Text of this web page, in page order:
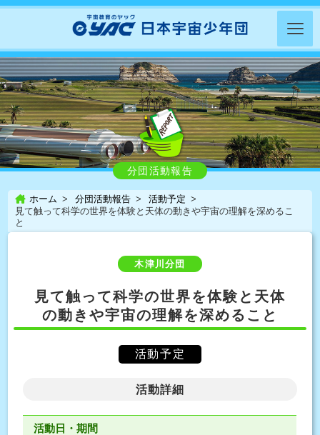
分団活動報告
ホーム 分団活動報告
活動予定
見て触って科学の世界を体験と天体の動きや宇宙の理解を深めるこ
と
木津川分団
見て触って科学の世界を体験と天体
の動きや宇宙の理解を深めること
活動予定
活動詳細
活動日・期間